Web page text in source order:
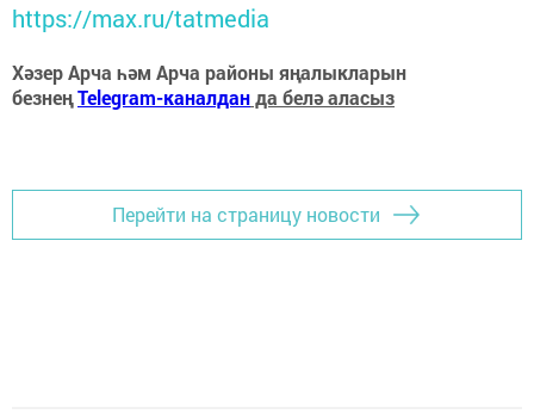
https://max.ru/tatmedia
Хәзер Арча һәм Арча районы яңалыкларын
безнеңTelegram-каналданда белә аласыз
Перейти на страницу новости